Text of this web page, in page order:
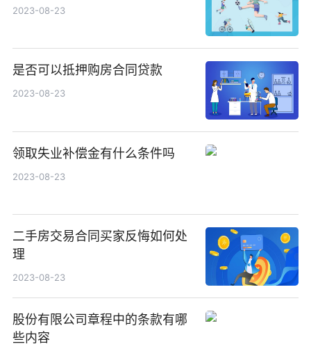
2023-08-23
是否可以抵押购房合同贷款
2023-08-23
领取失业补偿金有什么条件吗
2023-08-23
二手房交易合同买家反悔如何处
理
2023-08-23
股份有限公司章程中的条款有哪
些内容